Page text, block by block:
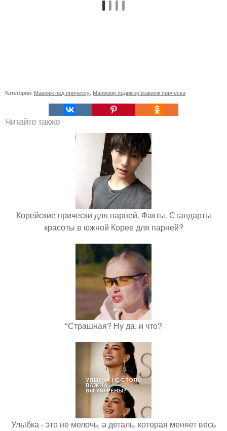
Категории: Макияж под прическу Маникюр педикюр макияж прическа
Читайте также
Корейские прически для парней. Факты. Стандарты
красоты в южной Корее для парней?
"Страшная? Ну да, и что?
Улыбка - это не мелочь, а деталь, которая меняет весь